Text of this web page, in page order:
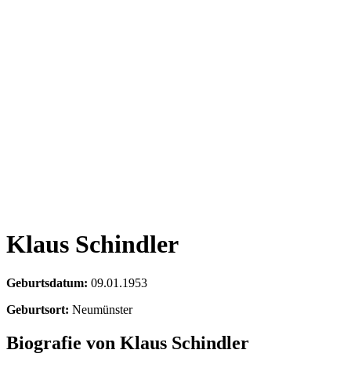
Klaus Schindler
Geburtsdatum: 09.01.1953
Geburtsort: Neumünster
Biografie von Klaus Schindler